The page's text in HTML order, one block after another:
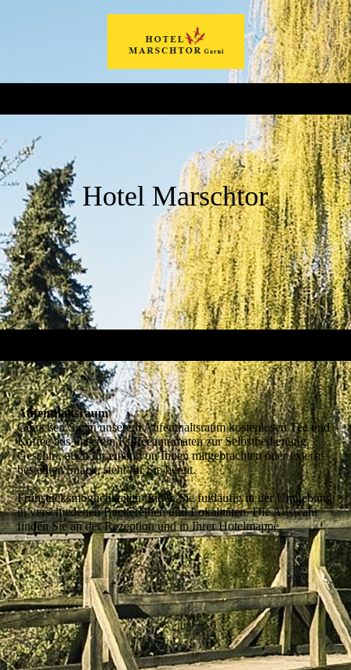
Hotel Marschtor
Aufenthaltsraum
Genießen Sie in unserem Aufenthaltsraum kostenlosen Tee und
Kaffee aus unserem Kaffeeautomaten zur Selbstbedienung.
Geschirr, auch für einen von Ihnen mitgebrachten oder extern
bestellten Snack, steht für Sie bereit.
Frühstücksmöglichkeiten finden Sie fußläufig in der Umgebung
in verschiedenen Bäckereinen und Lokalitäten. Die Auswahl
finden Sie an der Rezeption und in Ihrer Hotelmappe.